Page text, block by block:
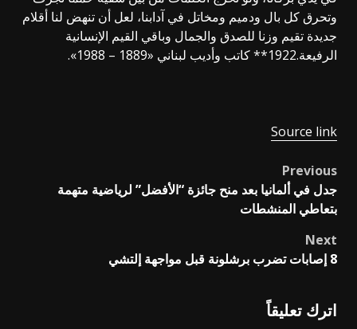
وتحرق كل بال ودميم ومخاتل في آدابنا، لعل أن تنهض لنا أقلام
جديدة تقيم وزنا للصدق والجمال وباقي القيم الإنسانية
الرفيعة.1922** كاتب وأديب لبناني «1889 – 1988».
Source link
Post
navigation
Previous
جدل في ألمانيا بعد منح جائزة “الأفضل” لرياضية متهمة
بتعاطي المنشطات
Next
8 إصابات تضرب برشلونة قبل مواجهة إلتشي
اترك تعليقاً